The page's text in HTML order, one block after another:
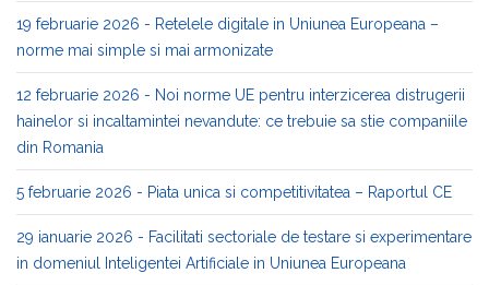
19 februarie 2026 - Retelele digitale in Uniunea Europeana –
norme mai simple si mai armonizate
12 februarie 2026 - Noi norme UE pentru interzicerea distrugerii
hainelor si incaltamintei nevandute: ce trebuie sa stie companiile
din Romania
5 februarie 2026 - Piata unica si competitivitatea – Raportul CE
29 ianuarie 2026 - Facilitati sectoriale de testare si experimentare
in domeniul Inteligentei Artificiale in Uniunea Europeana